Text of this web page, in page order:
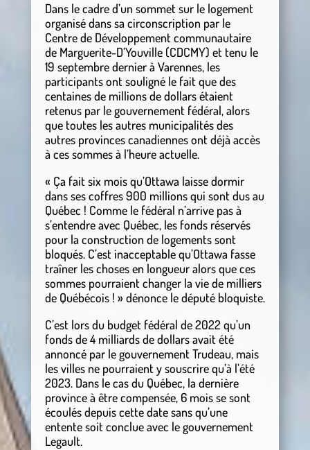
Dans le cadre d’un sommet sur le logement
organisé dans sa circonscription par le
Centre de Développement communautaire
de Marguerite-D’Youville (CDCMY) et tenu le
19 septembre dernier à Varennes, les
participants ont souligné le fait que des
centaines de millions de dollars étaient
retenus par le gouvernement fédéral, alors
que toutes les autres municipalités des
autres provinces canadiennes ont déjà accès
à ces sommes à l’heure actuelle.
« Ça fait six mois qu’Ottawa laisse dormir
dans ses coffres 900 millions qui sont dus au
Québec ! Comme le fédéral n’arrive pas à
s’entendre avec Québec, les fonds réservés
pour la construction de logements sont
bloqués. C’est inacceptable qu’Ottawa fasse
traîner les choses en longueur alors que ces
sommes pourraient changer la vie de milliers
de Québécois ! » dénonce le député bloquiste.
C’est lors du budget fédéral de 2022 qu’un
fonds de 4 milliards de dollars avait été
annoncé par le gouvernement Trudeau, mais
les villes ne pourraient y souscrire qu’à l’été
2023. Dans le cas du Québec, la dernière
province à être compensée, 6 mois se sont
écoulés depuis cette date sans qu’une
entente soit conclue avec le gouvernement
Legault.